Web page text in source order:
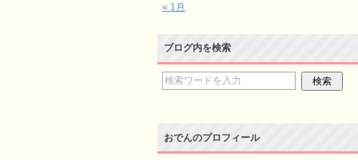
« 1月
ブログ内を検索
おでんのプロフィール